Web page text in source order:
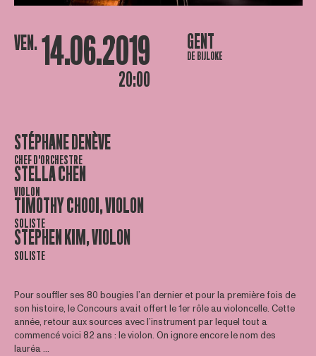
VEN. 14.06.2019
20:00
GENT
DE BIJLOKE
STÉPHANE DENÈVE
CHEF D'ORCHESTRE
STELLA CHEN
VIOLON
TIMOTHY CHOOI, VIOLON
SOLISTE
STEPHEN KIM, VIOLON
SOLISTE
Pour souffler ses 80 bougies l’an dernier et pour la première fois de
son histoire, le Concours avait offert le 1er rôle au violoncelle. Cette
année, retour aux sources avec l’instrument par lequel tout a
commencé voici 82 ans : le violon. On ignore encore le nom des
lauréa ...